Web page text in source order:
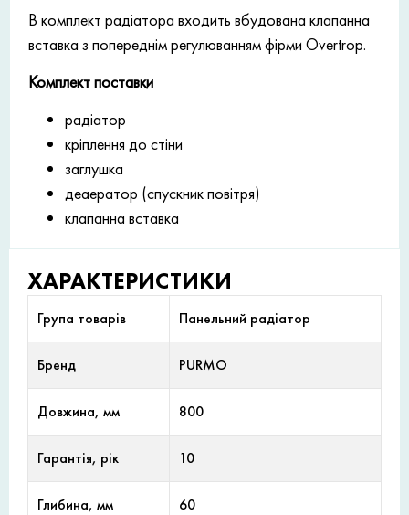
В комплект радіатора входить вбудована клапанна
вставка з попереднім регулюванням фірми Overtrop.
Комплект поставки
радіатор
кріплення до стіни
заглушка
деаератор (спускник повітря)
клапанна вставка
ХАРАКТЕРИСТИКИ
Група товарів Панельний радіатор
Бренд PURMO
Довжина, мм 800
Гарантія, рік 10
Глибина, мм 60